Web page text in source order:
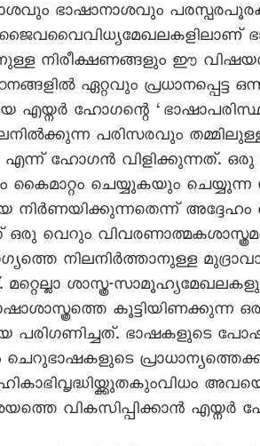
ഭാഷാനാശവും
നിരീക്ഷണങ്ങളും ഈ
ഏറ്റവും പ്രധാനപ്പെട്ട
എയ്നർ ഹോഗന്റെ
പരിസരവും
എന്ന് ഹോഗൻ വിളിക്കുന്നത്.
ചെയ്യുകയും
നിർണയിക്കുന്നതെന്ന് അദ്ദേഹം
വെറും
നിലനിർത്താനുള്ള
ശാസ്ത്ര-
കൂട്ടിയിണക്കുന്ന
പരിഗണിച്ചത്. ഭാഷകളുടെ
വികസിപ്പിക്കാൻ എയ്നർ